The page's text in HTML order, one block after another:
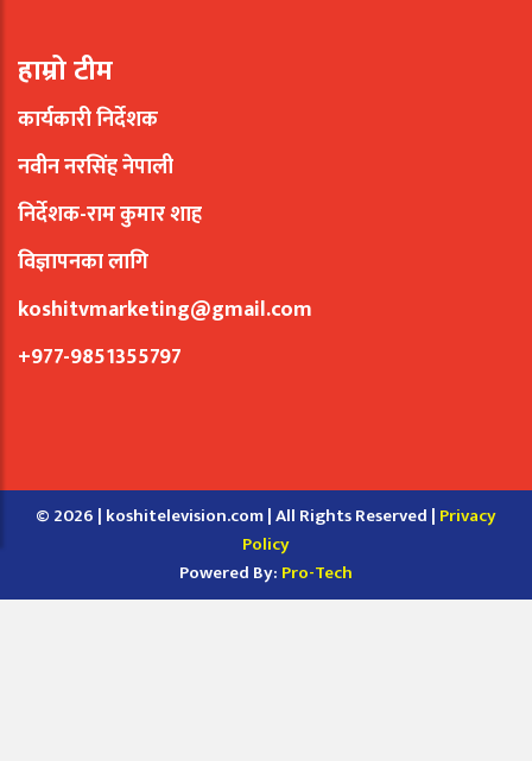
हाम्रो टीम
कार्यकारी निर्देशक
नवीन नरसिंह नेपाली
निर्देशक-राम कुमार शाह
विज्ञापनका लागि
koshitvmarketing@gmail.com
+977-9851355797
© 2026 | koshitelevision.com | All Rights Reserved | Privacy
Policy
Powered By: Pro-Tech